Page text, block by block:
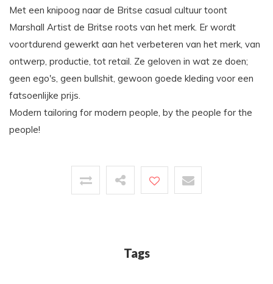
Met een knipoog naar de Britse casual cultuur toont
Marshall Artist de Britse roots van het merk. Er wordt
voortdurend gewerkt aan het verbeteren van het merk, van
ontwerp, productie, tot retail. Ze geloven in wat ze doen;
geen ego's, geen bullshit, gewoon goede kleding voor een
fatsoenlijke prijs.
Modern tailoring for modern people, by the people for the
people!
Tags